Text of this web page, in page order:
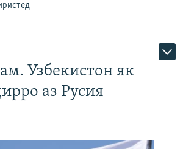
Узбекистон як
аз Русия